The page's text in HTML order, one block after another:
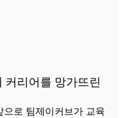
커리어를 망가뜨린
으로 팀제이커브가 교육